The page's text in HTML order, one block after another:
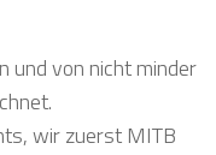
und von nicht minder
wir zuerst MITB